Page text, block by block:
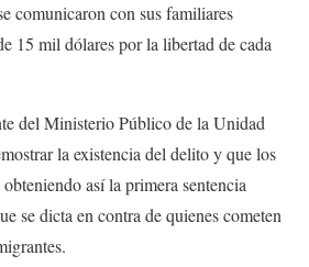
comunicaron con sus familiares
15 mil dólares por la libertad de cada
del Ministerio Público de la Unidad
la existencia del delito y que los
así la primera sentencia
se dicta en contra de quienes cometen